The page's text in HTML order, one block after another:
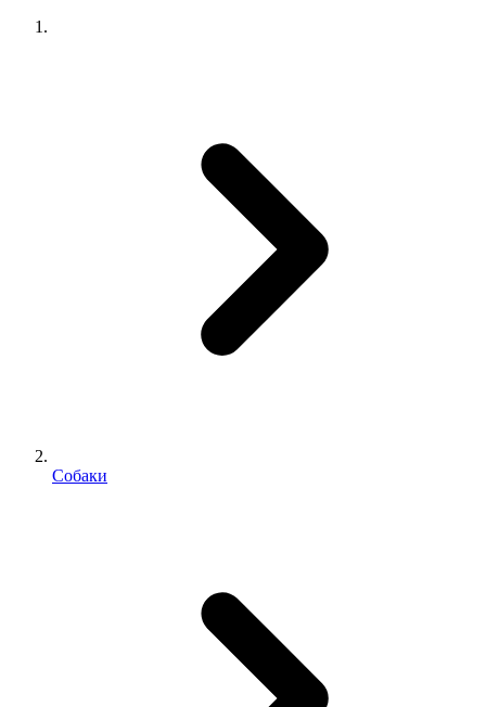
Собаки